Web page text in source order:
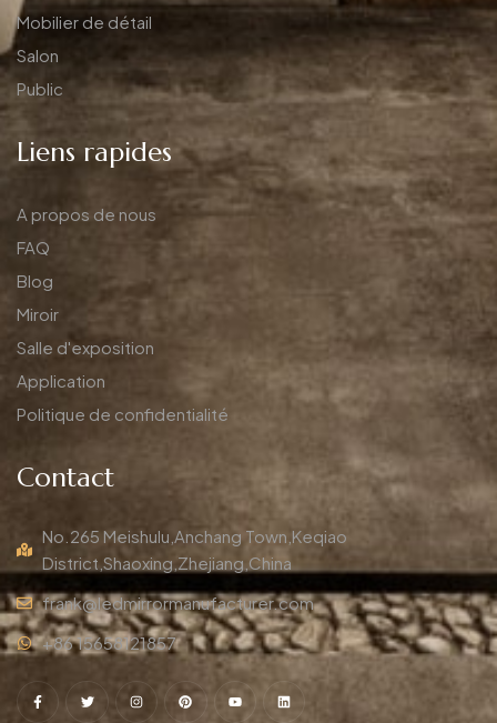
Mobilier de détail
Salon
Public
Liens rapides
A propos de nous
FAQ
Blog
Miroir
Salle d'exposition
Application
Politique de confidentialité
Contact
No.265 Meishulu,Anchang Town,Keqiao
District,Shaoxing,Zhejiang,China
frank@ledmirrormanufacturer.com
+86 15658121857